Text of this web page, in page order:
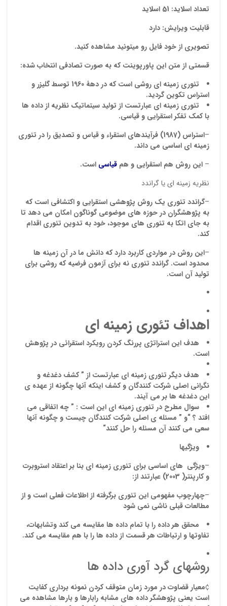
تعداد اسلاید: 51 اسلاید
قابلیت ویرایش: دارد
تصویری از خود فایل رو میتونید مشاهده کنید.
قسمتی از متن این پاورپوینت که به صورت تصادفی انتخاب شده:
تئوری
زمینه ای روشی است که در دهۀ 1960 توسط گلیزر و
استراس تکوین گردید.
تئوری زمینه ای عبارتست از تولید سیتماتیک نظریه از داده ها
با کمک تفکر استقرایی و قیاسی.
–
استراس (1987) فرآیندهای استقراء و قیاس و تصدیق را در تئوری
زمینه ای اساسی می داند.
– این روش هم استقرایی و هم قیاسی است.
نظریه زمینه ای یا گراندد
–گراندد تئوری یک روش پژوهشی استقرایی و اکتشافی است که
به پژوهشگران در حوزه های موضوعی گوناگون امکان می دهد تا
به جای اتکا به تئوری های موجود، خود به تدوین تئوری اقدام
کند.
–این روش در مواردی کاربرد دارد که دانش ما در آن زمینه ها
محدود است. گراندد تئوری نه برای آزمون فرضیه که روشی برای
تولید آن است.
اهداف تئوری زمینه ای
هدف این استراتژی پررنگ کردن رویکرد استقرائی در پژوهش
است.
هدف دیگر تئوری زمینه ای عبارتست از ” کشف دغدغه و
نگرانی اصلی شرکت کنندگان وکشف اینکه آنها چگونه از عهده ی
این دغدغه ها بر می آیند.
سوال مطرح در تئوری زمینه ای این است : ”چه اتفاقی می
افتد ؟ “و ” مسئله ی اصلی شرکت کنندگان چیست و چگونه آنها
سعی می کنند آن مسئله را حل کنند“
ویژگیها
–ویژگی های اساسی برای تئوری زمینه ای بنا بر اعتقاداستروبرت
و کارپنتر( 2003)
عبارتند از:
–چهارچوب مفهومی این تئوری برگرفته از اطلاعات فعلی است و از
مطالعات قبلی ناشی نمی شود
محقق هر داده را با تمام داده ها مقایسه می کند وتشابهات،
تفاوتها و ارتباطات هر قسمت از داده ها را با هم مقایسه می کند.
روشهای گرد آوری داده ها
¢معيار قضاوت در مورد زمان متوقف كردن نمونه برداري كفايت
است یعنی پژوهشگر داده هاي مشابه رابارها و بارها مشاهده مي